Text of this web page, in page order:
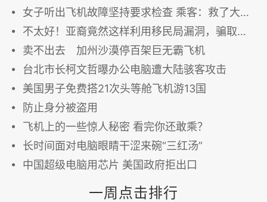
女子听出飞机故障坚持要求检查 乘客：救了大家一命
不太好！亚裔竟然这样利用移民局漏洞，骗取绿卡！
卖不出去 加州沙漠停百架巨无霸飞机
台北市长柯文哲曝办公电脑遭大陆骇客攻击
美国男子免费搭21次头等舱飞机游13国
防止身分被盗用
飞机上的一些惊人秘密 看完你还敢乘？
长时间面对电脑眼睛干涩来碗“三红汤”
中国超级电脑用芯片 美国政府拒出口
一周点击排行